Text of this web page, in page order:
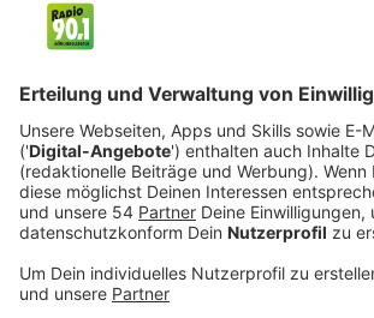
Hughes) und Lucy (Kamryn Pilva) soll
Zukunft der Familie beginnen.
Veröffentlicht:Sonntag, 23.07.2023 20:04
Anzeige
Eigentlich will Joe nur Natur und
doch sein Job wird schnell weit mehr
Wald den Wilderer Ote (Benjamin